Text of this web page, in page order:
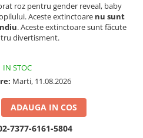
roz pentru gender reveal, baby
Aceste extinctoare nu sunt
. Aceste extinctoare sunt făcute
divertisment.
IN STOC
Marti, 11.08.2026
ADAUGA IN COS
7377-6161-5804